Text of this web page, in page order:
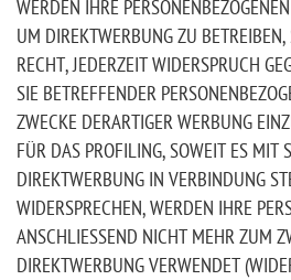
WERDEN IHRE
UM DIREKTWERBUNG ZU
RECHT, JEDERZEIT WIDERSPRUCH
SIE BETREFFENDER
ZWECKE DERARTIGER WERBUNG
FÜR DAS PROFILING, SOWEIT ES MIT
DIREKTWERBUNG IN VERBINDUNG
WIDERSPRECHEN, WERDEN IHRE
ANSCHLIESSEND NICHT MEHR ZUM
DIREKTWERBUNG VERWENDET